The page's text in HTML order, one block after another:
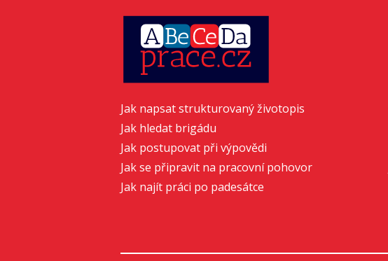
Jak napsat strukturovaný životopis
Jak hledat brigádu
Jak postupovat při výpovědi
Jak se připravit na pracovní pohovor
Jak najít práci po padesátce